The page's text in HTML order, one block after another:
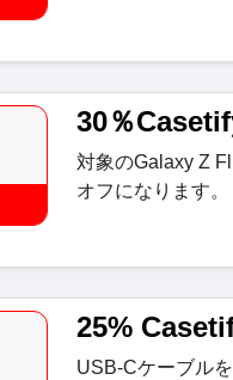
30％
対象のGalaxy Z
オフになります。
25%
USB-Cケーブル